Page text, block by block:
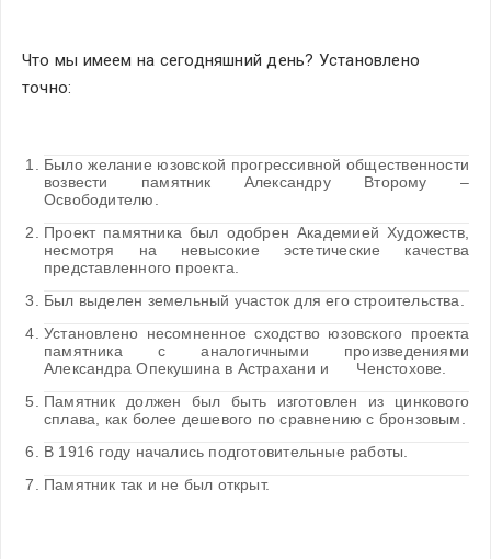
Что мы имеем на сегодняшний день? Установлено
точно:
Было желание юзовской прогрессивной общественности
возвести памятник Александру Второму –
Освободителю.
Проект памятника был одобрен Академией Художеств,
несмотря на невысокие эстетические качества
представленного проекта.
Был выделен земельный участок для его строительства.
Установлено несомненное сходство юзовского проекта
памятника с аналогичными произведениями
Александра Опекушина в Астрахани и      Ченстохове.
Памятник должен был быть изготовлен из цинкового
сплава, как более дешевого по сравнению с бронзовым.
В 1916 году начались подготовительные работы.
Памятник так и не был открыт.